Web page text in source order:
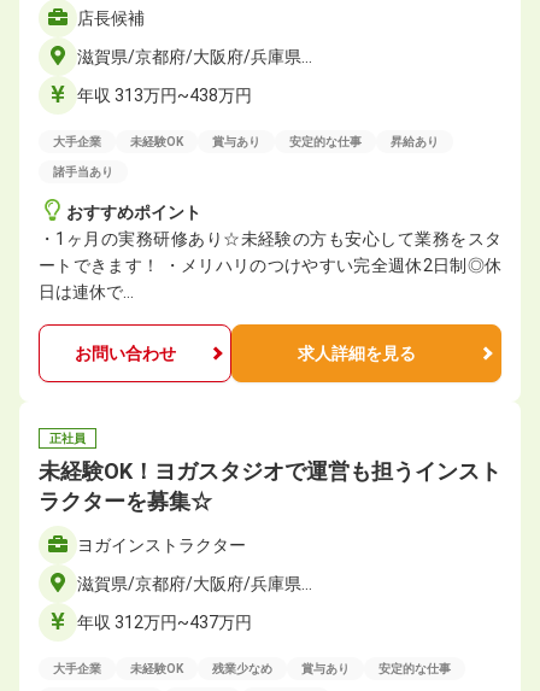
店長候補
滋賀県/京都府/大阪府/兵庫県…
年収 313万円~438万円
大手企業 未経験OK 賞与あり 安定的な仕事 昇給あり
諸手当あり
おすすめポイント
・1ヶ⽉の実務研修あり☆未経験の方も安心して業務をスタ
ートできます！ ・メリハリのつけやすい完全週休2日制◎休
日は連休で…
お問い合わせ 求人詳細を見る
正社員
未経験OK！ヨガスタジオで運営も担うインスト
ラクターを募集☆
ヨガインストラクター
滋賀県/京都府/大阪府/兵庫県…
年収 312万円~437万円
大手企業 未経験OK 残業少なめ 賞与あり 安定的な仕事